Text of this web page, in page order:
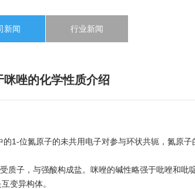
新闻 行业新闻
咪唑的化学性质介绍
1-位氮原子的未共用电子对参与环状共轭，氮原
子，与强酸构成盐。咪唑的碱性略强于吡唑和
变异构体。